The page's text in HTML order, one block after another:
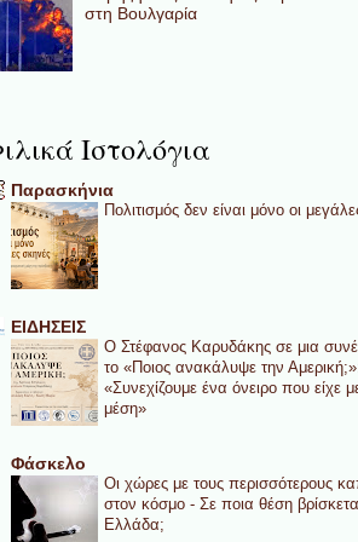
στη Βουλγαρία
Ιστολόγια
Παρασκήνια
Πολιτισμός δεν είναι μόνο οι
ΕΙΔΗΣΕΙΣ
Ο Στέφανος Καρυδάκης σε μια
το «Ποιος ανακάλυψε την
«Συνεχίζουμε ένα όνειρο που είχε
μέση»
Φάσκελο
Οι χώρες με τους περισσότερους
στον κόσμο - Σε ποια θέση
Ελλάδα;